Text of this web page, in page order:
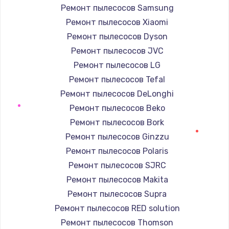
Заказать
Ремонт динамика
от 550 руб.
Заказать
Ремонт микросхемы питания
от 1100 руб.
Заказать
Замена задней крышки
от 550 руб.
Заказать
Ремонт вибромотора
Ремонт пылесосов Samsung
Ремонт пылесосов Xiaomi
Ремонт пылесосов Dyson
Ремонт пылесосов JVC
Ремонт пылесосов LG
Ремонт пылесосов Tefal
Ремонт пылесосов DeLonghi
Ремонт пылесосов Beko
Ремонт пылесосов Bork
Ремонт пылесосов Ginzzu
Ремонт пылесосов Polaris
Ремонт пылесосов SJRC
Ремонт пылесосов Makita
Ремонт пылесосов Supra
Ремонт пылесосов RED solution
Ремонт пылесосов Thomson